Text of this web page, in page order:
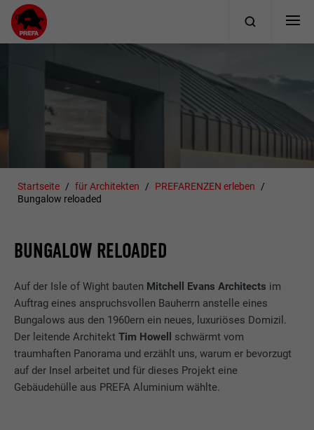
Startseite für Architekten
PREFARENZEN erleben
Bungalow reloaded
BUNGALOW RELOADED
Auf der Isle of Wight bauten Mitchell Evans Architects im
Auftrag eines anspruchsvollen Bauherrn anstelle eines
Bungalows aus den 1960ern ein neues, luxuriöses Domizil.
Der leitende ArchitektTim Howell
schwärmt vom
traumhaften Panorama und erzählt uns, warum er bevorzugt
auf der Insel arbeitet und für dieses Projekt eine
Gebäudehülle aus PREFA Aluminium wählte.